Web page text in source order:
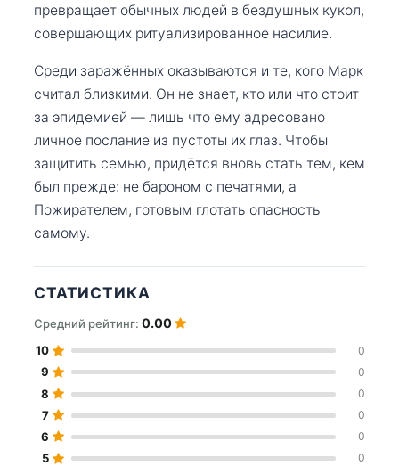
превращает обычных людей в бездушных кукол,
совершающих ритуализированное насилие.
Среди заражённых оказываются и те, кого Марк
считал близкими. Он не знает, кто или что стоит
за эпидемией — лишь что ему адресовано
личное послание из пустоты их глаз. Чтобы
защитить семью, придётся вновь стать тем, кем
был прежде: не бароном с печатями, а
Пожирателем, готовым глотать опасность
самому.
СТАТИСТИКА
Средний рейтинг: 0.00
10 0
9 0
8 0
7 0
6 0
5 0